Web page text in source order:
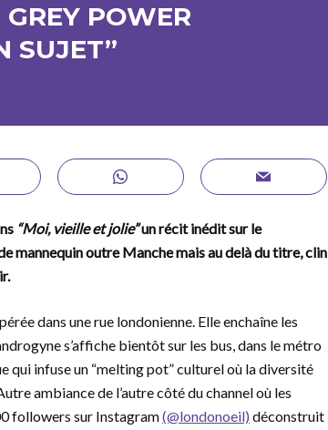
POWER
SUJET”
“Moi, vieille et jolie”un récit inédit sur le
mannequin outre Manche mais au delà du titre, clin
dans une rue londonienne. Elle enchaîne les
s’affiche bientôt sur les bus, dans le métro
qui infuse un “melting pot” culturel où la diversité
ambiance de l’autre côté du channel où les
followers sur Instagram(@londonoeil) déconstruit